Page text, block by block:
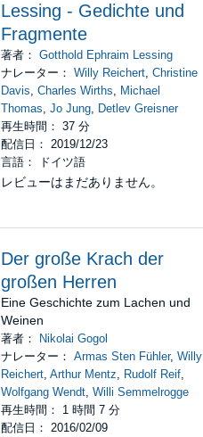
Lessing - Gedichte und
Fragmente
著者：Gotthold Ephraim Lessing
ナレーター：Willy Reichert,Christine
Davis,Charles Wirths, Michael
Thomas,Jo Jung, Detlev Greisner
再生時間： 37 分
配信日： 2019/12/23
言語： ドイツ語
レビューはまだありません。
Der große Krach der
großen Herren
Eine Geschichte zum Lachen und
Weinen
著者： Nikolai Gogol
ナレーター：Armas Sten Fühler,Willy
Reichert ,Arthur Mentz Rudolf Reif
Wolfgang Wendt ,Willi Semmelrogge
再生時間： 1 時間 7 分
配信日： 2016/02/09